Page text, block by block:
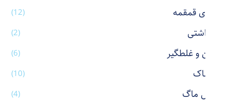
بطری قمقمه (12)
بهداشتی (2)
پاکن و غلطگیر (6)
پوشاک (10)
تراول ماگ (4)